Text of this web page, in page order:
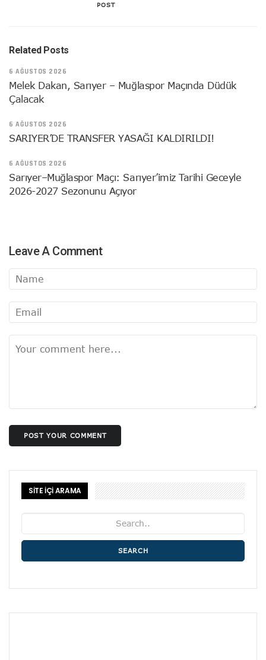
POST
Related Posts
6 AĞUSTOS 2026
Melek Dakan, Sarıyer – Muğlaspor Maçında Düdük
Çalacak
6 AĞUSTOS 2026
SARIYER’DE TRANSFER YASAĞI KALDIRILDI!
6 AĞUSTOS 2026
Sarıyer–Muğlaspor Maçı: Sarıyer’imiz Tarihi Geceyle
2026-2027 Sezonunu Açıyor
Leave A Comment
POST YOUR COMMENT
SİTE İÇİ ARAMA
SEARCH